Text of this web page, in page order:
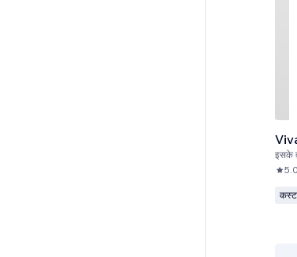
इसके
5.0